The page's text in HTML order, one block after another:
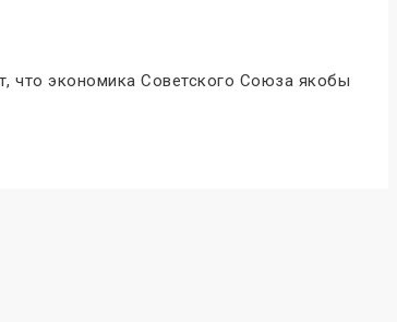
что экономика Советского Союза якобы